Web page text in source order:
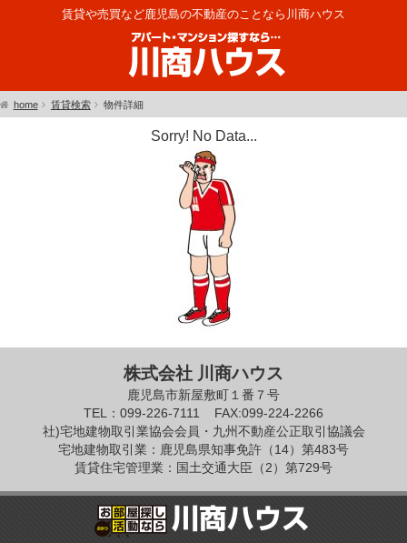
賃貸や売買など鹿児島の不動産のことなら川商ハウス
home 賃貸検索 物件詳細
Sorry! No Data...
株式会社 川商ハウス
鹿児島市新屋敷町１番７号
TEL：099-226-7111
FAX:099-224-2266
社)宅地建物取引業協会会員・九州不動産公正取引協議会
宅地建物取引業：鹿児島県知事免許（14）第483号
賃貸住宅管理業：国土交通大臣（2）第729号